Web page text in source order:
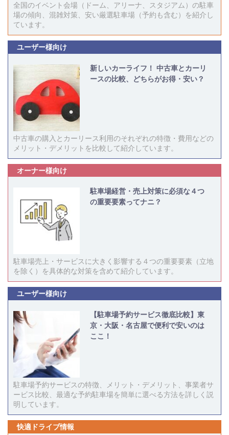
全国のイベント会場（ドーム、アリーナ、スタジアム）の駐車
場の傾向、混雑対策、安い厳選駐車場（予約も含む）を紹介し
ています。
ユーザー様向け
新しいカーライフ！ 中古車とカーリ
ースの比較、どちらがお得・安い？
中古車の購入とカーリース利用のそれぞれの特徴・費用などの
メリット・デメリットを比較して紹介しています。
オーナー様向け
駐車場経営・売上対策に必須な４つ
の重要要素ってナニ？
駐車場売上・サービスに大きく影響する４つの重要要素（立地
を除く）を具体的な対策を含めて紹介しています。
ユーザー様向け
【駐車場予約サービス徹底比較】東
京・大阪・名古屋で便利で安いのは
ここ！
駐車場予約サービスの特徴、メリット・デメリット、事業者サ
ービス比較、最適な予約駐車場を簡単に選べる方法を詳しく説
明しています。
快適ドライブ情報